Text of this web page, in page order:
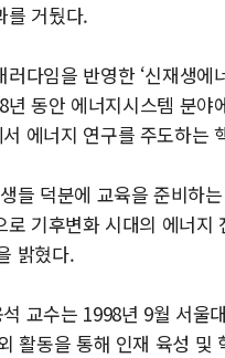
를 거뒀다.
다임을 반영한 ‘신재생
동안 에너지시스템 분
에너지 연구를 주도하는
들 덕분에 교육을 준비하
기후변화 시대의 에너
밝혔다.
교수는 1998년 9월 서울
활동을 통해 인재 육성